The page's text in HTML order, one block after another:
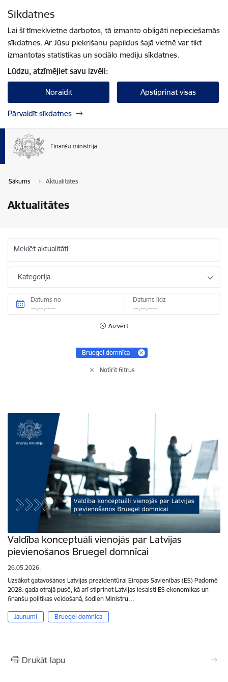
Sīkdatnes
Lai šī tīmekļvietne darbotos, tā izmanto obligāti nepieciešamās
sīkdatnes. Ar Jūsu piekrišanu papildus šajā vietnē var tikt
izmantotas statistikas un sociālo mediju sīkdatnes.
Lūdzu, atzīmējiet savu izvēli:
Noraidīt Apstiprināt visas
Pārvaldīt sīkdatnes
Sākums Aktualitātes
Aktualitātes
Meklēt aktualitāti
Kategorija
Datums no Datums līdz
Aizvērt
Bruegel domnīca
Notīrīt filtrus
Valdība konceptuāli vienojās par Latvijas
pievienošanos Bruegel domnīcai
26.05.2026.
Uzsākot gatavošanos Latvijas prezidentūrai Eiropas Savienības (ES) Padomē
2028. gada otrajā pusē, kā arī stiprinot Latvijas iesaisti ES ekonomikas un
finanšu politikas veidošanā, šodien Ministru…
Jaunumi Bruegel domnīca
Drukāt lapu